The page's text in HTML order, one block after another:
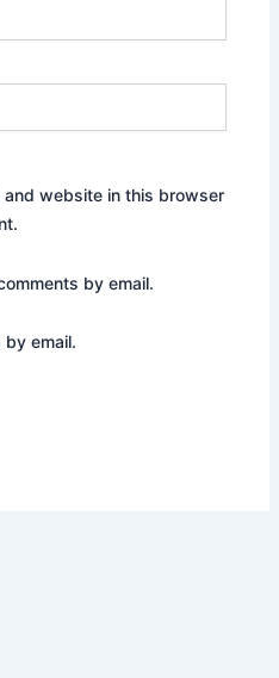
and website in this browser
by email.
email.